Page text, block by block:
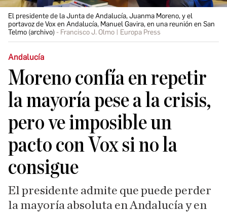
El presidente de la Junta de Andalucía, Juanma Moreno, y el
portavoz de Vox en Andalucía, Manuel Gavira, en una reunión en San
Telmo (archivo)
Francisco J. Olmo | Europa Press
Andalucía
Moreno confía en repetir
la mayoría pese a la crisis,
pero ve imposible un
pacto con Vox si no la
consigue
El presidente admite que puede perder
la mayoría absoluta en Andalucía y en